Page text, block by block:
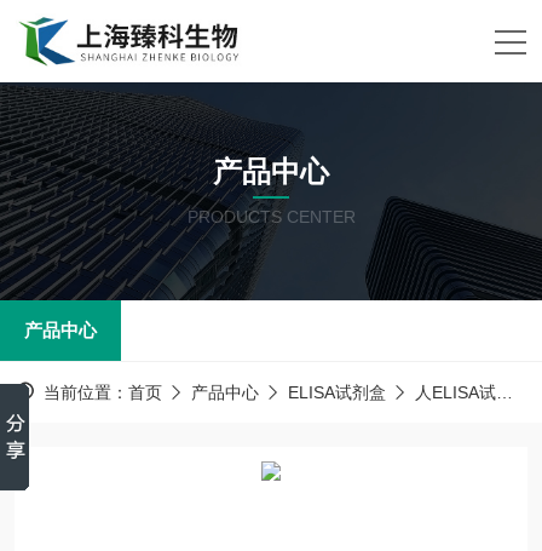
产品中心
PRODUCTS CENTER
产品中心
当前位置： 首页 产品中心 ELISA试剂盒 人ELISA试剂盒